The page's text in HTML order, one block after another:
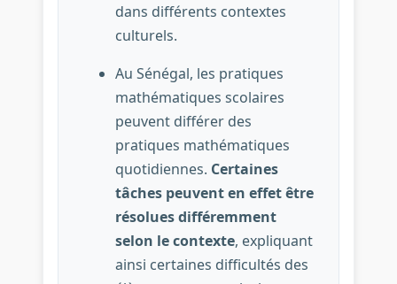
dans différents contextes
culturels.
Au Sénégal, les pratiques
mathématiques scolaires
peuvent différer des
pratiques mathématiques
quotidiennes. Certaines
tâches peuvent en effet être
résolues différemment
selon le contexte, expliquant
ainsi certaines difficultés des